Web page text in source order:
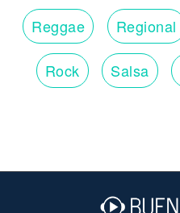
Reggae Regional
Rock Salsa